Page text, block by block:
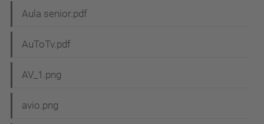
Aula senior.pdf
AuToTv.pdf
AV_1.png
avio.png